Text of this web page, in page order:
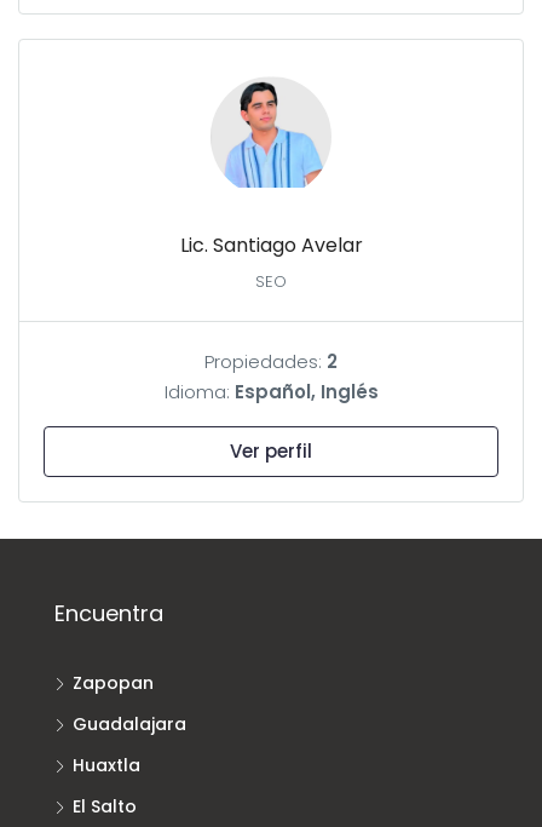
Lic. Santiago Avelar
SEO
Propiedades: 2
Idioma: Español, Inglés
Ver perfil
Encuentra
Zapopan
Guadalajara
Huaxtla
El Salto